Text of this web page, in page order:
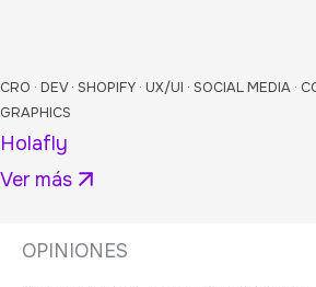
CRO · DEV · SHOPIFY · UX/UI · SOCIAL MEDIA ·
GRAPHICS
Holafly
Ver más
OPINIONES